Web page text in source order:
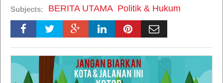
Subjects: BERITA UTAMA Politik & Hukum